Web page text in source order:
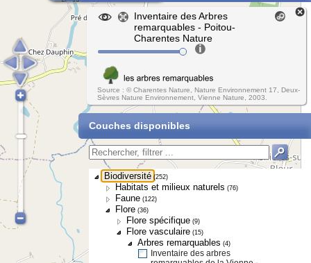
Inventaire des Arbres
remarquables - Poitou-
Charentes Nature
Source : © Charentes Nature, Nature Environnement 17, Deux-
Sèvres Nature Environnement, Vienne Nature, 2003.
Couches disponibles
Biodiversité (252)
Habitats et milieux naturels (76)
Faune (122)
Flore (36)
Flore spécifique (9)
Flore vasculaire (15)
Arbres remarquables (4)
Inventaire des arbres